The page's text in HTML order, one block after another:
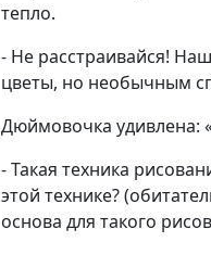
тепло.
- Не расстраивайся!
цветы, но необычным
Дюймовочка удивлена:
- Такая техника
этой технике?
основа для такого